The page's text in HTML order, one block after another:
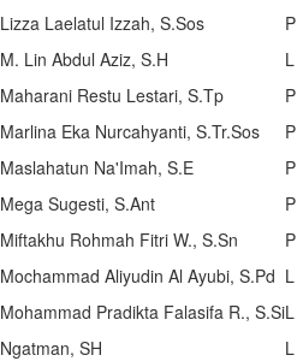
Lizza Laelatul Izzah, S.Sos
P
M. Lin Abdul Aziz, S.H
L
Maharani Restu Lestari, S.Tp
P
Marlina Eka Nurcahyanti, S.Tr.Sos
P
Maslahatun Na'Imah, S.E
P
Mega Sugesti, S.Ant
P
Miftakhu Rohmah Fitri W., S.Sn
P
Mochammad Aliyudin Al Ayubi, S.Pd L
Mohammad Pradikta Falasifa R., S.SiL
Ngatman, SH
L